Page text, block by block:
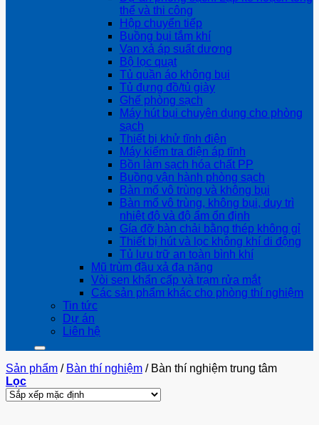
thể và thi công
Hộp chuyển tiếp
Buồng bụi tắm khí
Van xả áp suất dương
Bộ lọc quạt
Tủ quần áo không bụi
Tủ đựng đồ/tủ giày
Ghế phòng sạch
Máy hút bụi chuyên dụng cho phòng
sạch
Thiết bị khử tĩnh điện
Máy kiểm tra điện áp tĩnh
Bồn làm sạch hóa chất PP
Buồng vận hành phòng sạch
Bàn mổ vô trùng và không bụi
Bàn mổ vô trùng, không bụi, duy trì
nhiệt độ và độ ẩm ổn định
Gía đỡ bàn chải bằng thép không gỉ
Thiết bị hút và lọc không khí di động
Tủ lưu trữ an toàn bình khí
Mũ trùm đầu xả đa năng
Vòi sen khẩn cấp và trạm rửa mắt
Các sản phẩm khác cho phòng thí nghiệm
Tin tức
Dự án
Liên hệ
Sản phẩm / Bàn thí nghiệm /Bàn thí nghiệm trung tâm
Lọc